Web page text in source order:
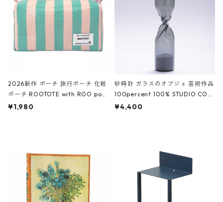
ーガンディー、オフホワイト
2026新作 ポーチ 旅行ポーチ 化粧
ポーチ ROOTOTE with ROO pou
ch 3532 ルートート WR.ポーチ.ラ
¥1,980
砂時計 ガラスのオブジェ 芸術作品
100percent 100% STUDIO COH
AKU Timeless 100パーセント ス
¥4,400